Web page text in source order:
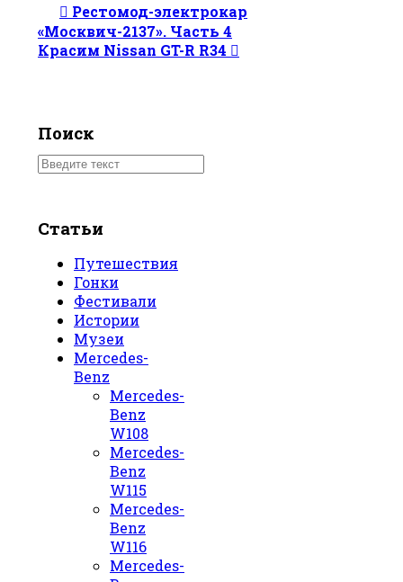
Рестомод-электрокар
«Москвич-2137». Часть 4
Красим Nissan GT-R R34
Поиск
Статьи
Путешествия
Гонки
Фестивали
Истории
Музеи
Mercedes-
Benz
Mercedes-
Benz
W108
Mercedes-
Benz
W115
Mercedes-
Benz
W116
Mercedes-